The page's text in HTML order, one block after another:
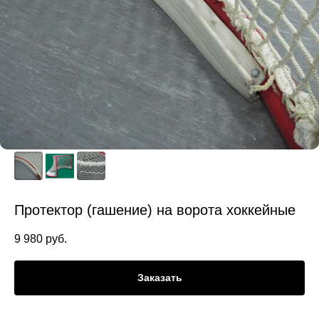
Протектор (гашение) на ворота хоккейные
9 980 руб.
Заказать